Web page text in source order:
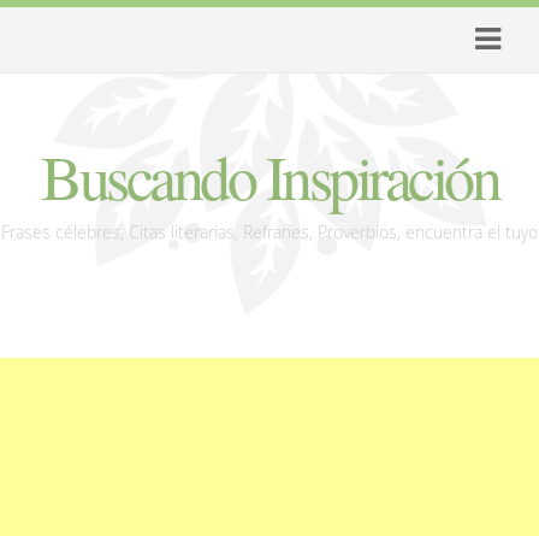
Buscando Inspiración
Frases célebres, Citas literarias, Refranes, Proverbios, encuentra el tuyo